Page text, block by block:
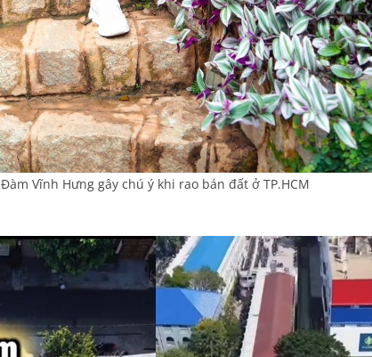
Đàm Vĩnh Hưng gây chú ý khi rao bán đất ở TP.HCM